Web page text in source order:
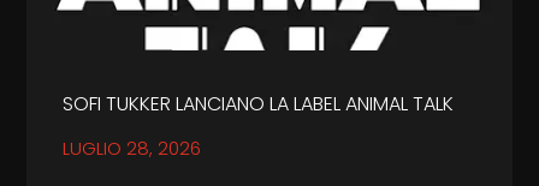
SOFI TUKKER LANCIANO LA LABEL ANIMAL TALK
LUGLIO 28, 2026